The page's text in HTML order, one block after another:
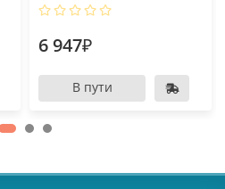
6 947₽
В пути